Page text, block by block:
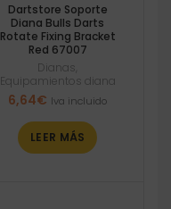
Dartstore Soporte
Diana Bulls Darts
Rotate Fixing Bracket
Red 67007
Dianas
Equipamientos diana
6,64€ Iva incluido
LEER MÁS